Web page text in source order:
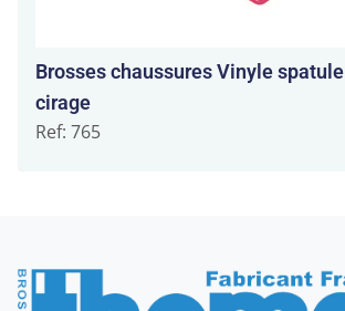
Brosses chaussures Vinyle spatule
cirage
Ref: 765